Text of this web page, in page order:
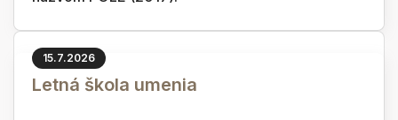
15.7.2026
Letná škola umenia